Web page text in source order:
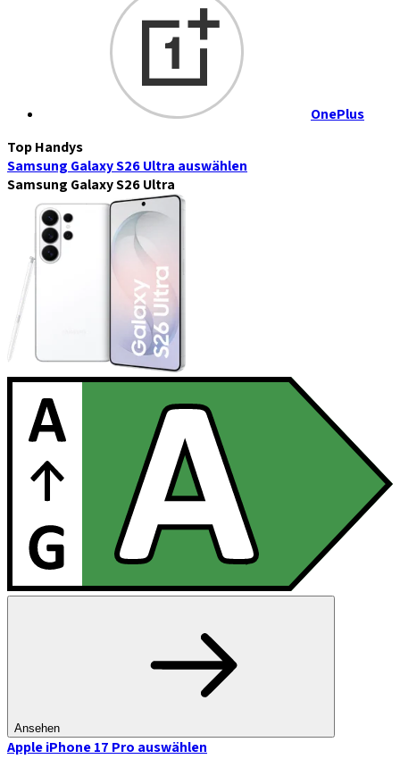
OnePlus
Top Handys
Samsung Galaxy S26 Ultra auswählen
Samsung Galaxy S26 Ultra
Ansehen
Apple iPhone 17 Pro auswählen